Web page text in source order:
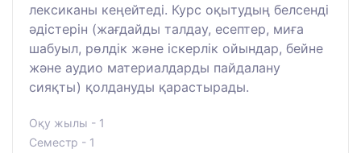
лексиканы кеңейтеді. Курс оқытудың белсенді
әдістерін (жағдайды талдау, есептер, миға
шабуыл, рөлдік және іскерлік ойындар, бейне
және аудио материалдарды пайдалану
сияқты) қолдануды қарастырады.
Оқу жылы - 1
Семестр - 1